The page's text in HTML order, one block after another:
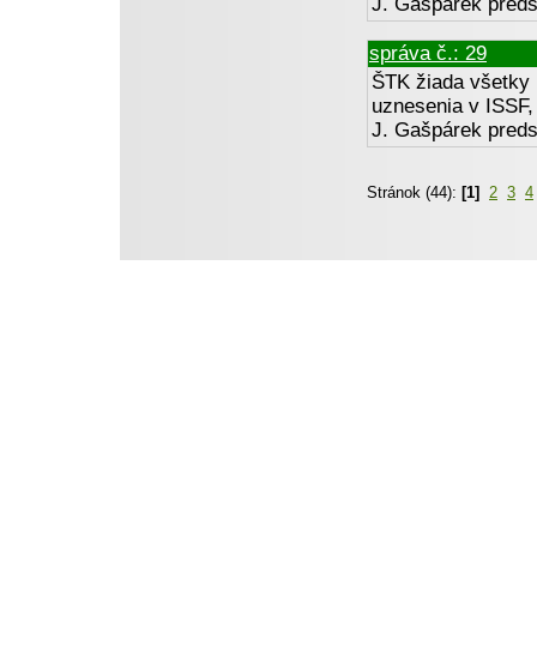
správa č.: 29
ŠTK žiada všetky
uznesenia v
J. Gašpárek
Stránok (44): [1] 2 3 4